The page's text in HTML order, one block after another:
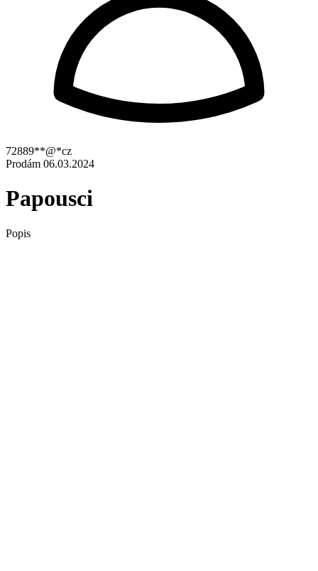
72889**@*cz
Prodám 06.03.2024
Papousci
Popis